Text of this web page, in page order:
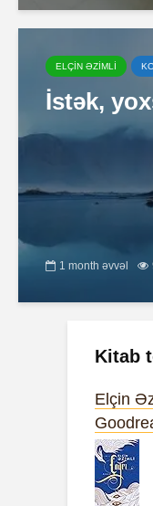
ELÇİN ƏZİMLİ
İstək,
1 month əvvəl
Kitab
Elçin